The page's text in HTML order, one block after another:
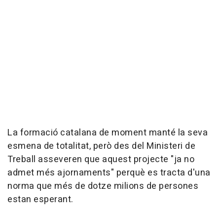
La formació catalana de moment manté la seva
esmena de totalitat, però des del Ministeri de
Treball asseveren que aquest projecte "ja no
admet més ajornaments" perquè es tracta d'una
norma que més de dotze milions de persones
estan esperant.